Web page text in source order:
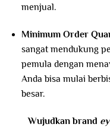
menjual.
Minimum Order
sangat mendukung
pemula dengan
Anda bisa mulai
besar.
Wujudkan brand